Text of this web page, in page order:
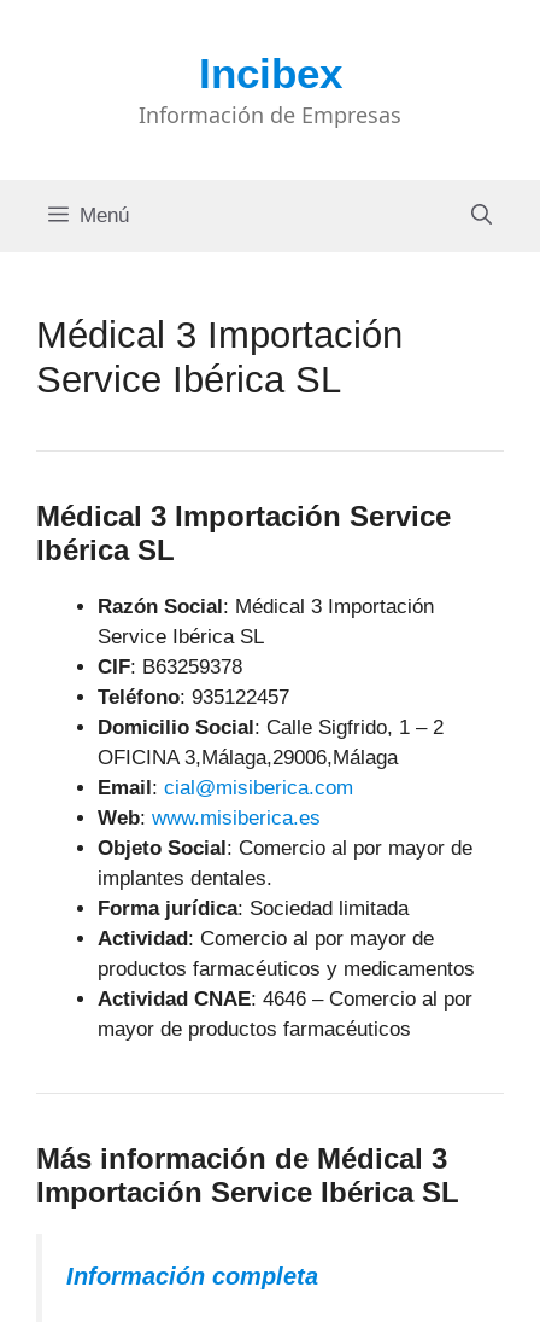
Incibex
Información de Empresas
Menú
Médical 3 Importación
Service Ibérica SL
Médical 3 Importación Service
Ibérica SL
Razón Social: Médical 3 Importación
Service Ibérica SL
CIF: B63259378
Teléfono: 935122457
Domicilio Social: Calle Sigfrido, 1 – 2
OFICINA 3,Málaga,29006,Málaga
Email: cial@misiberica.com
Web: www.misiberica.es
Objeto Social: Comercio al por mayor de
implantes dentales.
Forma jurídica: Sociedad limitada
Actividad: Comercio al por mayor de
productos farmacéuticos y medicamentos
Actividad CNAE: 4646 – Comercio al por
mayor de productos farmacéuticos
Más información de Médical 3
Importación Service Ibérica SL
Información completa